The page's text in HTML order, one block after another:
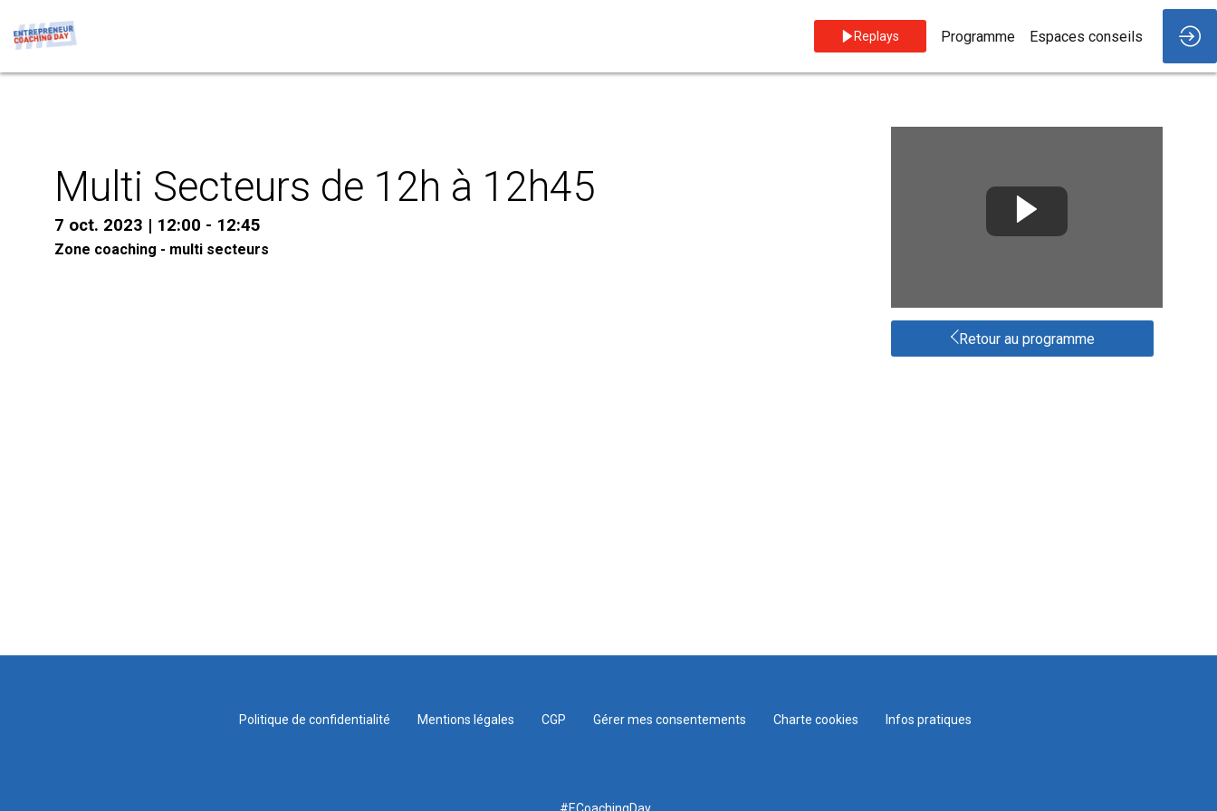
Replays Programme Espaces conseils
Multi Secteurs de 12h à 12h45
7 oct. 2023 | 12:00 - 12:45
Zone coaching - multi secteurs
Retour au programme
Politique de confidentialité Mentions légales CGP Gérer mes consentements Charte cookies Infos pratiques